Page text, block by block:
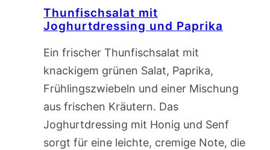
Thunfischsalat mit
Joghurtdressing und Paprika
Ein frischer Thunfischsalat mit
knackigem grünen Salat, Paprika,
Frühlingszwiebeln und einer Mischung
aus frischen Kräutern. Das
Joghurtdressing mit Honig und Senf
sorgt für eine leichte, cremige Note, die